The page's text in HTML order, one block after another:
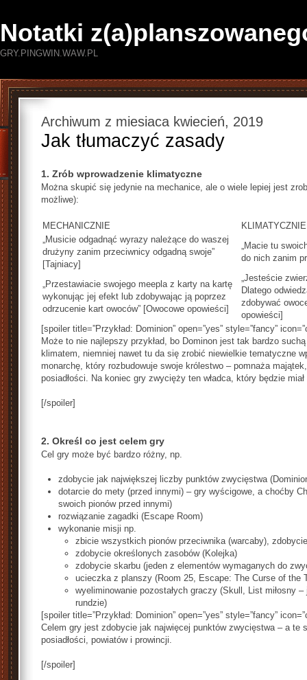
Notatki
GRY.PINGWIN.WAW.PL
Archiwum z miesiaca kwiecień, 2019
Jak tłumaczyć zasady
1. Zrób wprowadzenie klimatyczne
Można skupić się jedynie na mechanice, ale o wiele lepiej jest
możliwe):
MECHANICZNIE
KLIMATYCZNIE
„Musicie odgadnąć wyrazy należące do waszej
drużyny zanim przeciwnicy odgadną swoje”
[Tajniacy]
„Macie tu
do nich zanim
„Przestawiacie swojego meepla z karty na kartę
wykonując jej efekt lub zdobywając ją poprzez
odrzucenie kart owoców” [Owocowe opowieści]
„Jesteście
Dlatego
zdobywać
opowieści]
[spoiler title=”Przykład: Dominion” open=”yes” style=”fancy”
Może to nie najlepszy przykład, bo Dominon jest tak bardzo
klimatem, niemniej nawet tu da się zrobić niewielkie tematyczne
monarchę, który rozbudowuje swoje królestwo – pomnaża
posiadłości. Na koniec gry zwycięży ten władca, który będzie
[/spoiler]
2. Określ co jest celem gry
Cel gry może być bardzo różny, np.
zdobycie jak największej liczby punktów zwycięstwa
dotarcie do mety (przed innymi) – gry wyścigowe, a choćby
swoich pionów przed innymi)
rozwiązanie zagadki (Escape Room)
wykonanie misji np.
zbicie wszystkich pionów przeciwnika (warcaby),
zdobycie określonych zasobów (Kolejka)
zdobycie skarbu (jeden z elementów wymaganych do
ucieczka z planszy (Room 25, Escape: The Curse of the
wyeliminowanie pozostałych graczy (Skull, List miłosny
rundzie)
[spoiler title=”Przykład: Dominion” open=”yes” style=”fancy”
Celem gry jest zdobycie jak najwięcej punktów zwycięstwa – a te
posiadłości, powiatów i prowincji.
[/spoiler]